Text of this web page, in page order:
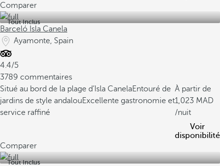
Comparer
Tout Inclus
Barceló Isla Canela
Ayamonte, Spain
4.4/5
3789 commentaires
Situé au bord de la plage d’Isla CanelaEntouré de
jardins de style andalouExcellente gastronomie et
service raffiné
À partir de
1,023
/nuit
Voir
disponibilité
Comparer
Tout Inclus